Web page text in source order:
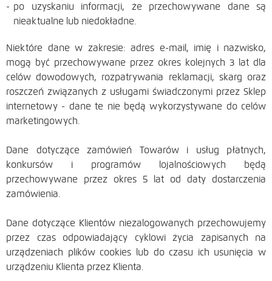
po uzyskaniu informacji, że przechowywane dane są
nieaktualne lub niedokładne.
Niektóre dane w zakresie: adres e-mail, imię i nazwisko,
mogą być przechowywane przez okres kolejnych 3 lat dla
celów dowodowych, rozpatrywania reklamacji, skarg oraz
roszczeń związanych z usługami świadczonymi przez Sklep
internetowy - dane te nie będą wykorzystywane do celów
marketingowych.
Dane dotyczące zamówień Towarów i usług płatnych,
konkursów i programów lojalnościowych będą
przechowywane przez okres 5 lat od daty dostarczenia
zamówienia.
Dane dotyczące Klientów niezalogowanych przechowujemy
przez czas odpowiadający cyklowi życia zapisanych na
urządzeniach plików cookies lub do czasu ich usunięcia w
urządzeniu Klienta przez Klienta.